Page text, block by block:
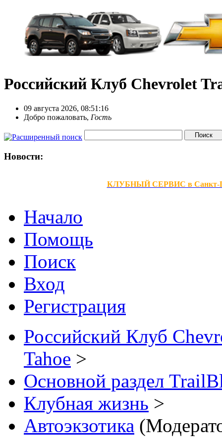
Российский Клуб Chevrolet
09 августа 2026, 08:51:16
Добро пожаловать, Гость
Новости:
КЛУБНЫЙ СЕРВИС в Санкт-
Начало
Помощь
Поиск
Вход
Регистрация
Российский Клуб
Tahoe >
Основной раздел
Клубная жизнь >
Автоэкзотика